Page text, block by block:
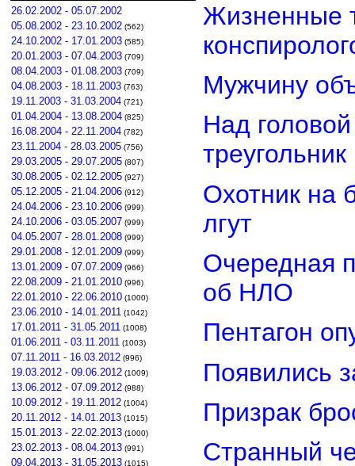
26.02.2002 - 05.07.2002
05.08.2002 - 23.10.2002 (562)
24.10.2002 - 17.01.2003 (585)
20.01.2003 - 07.04.2003 (709)
08.04.2003 - 01.08.2003 (709)
04.08.2003 - 18.11.2003 (763)
19.11.2003 - 31.03.2004 (721)
01.04.2004 - 13.08.2004 (825)
16.08.2004 - 22.11.2004 (782)
23.11.2004 - 28.03.2005 (756)
29.03.2005 - 29.07.2005 (807)
30.08.2005 - 02.12.2005 (927)
05.12.2005 - 21.04.2006 (912)
24.04.2006 - 23.10.2006 (999)
24.10.2006 - 03.05.2007 (999)
04.05.2007 - 28.01.2008 (999)
29.01.2008 - 12.01.2009 (999)
13.01.2009 - 07.07.2009 (966)
22.08.2009 - 21.01.2010 (996)
22.01.2010 - 22.06.2010 (1000)
23.06.2010 - 14.01.2011 (1042)
17.01.2011 - 31.05.2011 (1008)
01.06.2011 - 03.11.2011 (1003)
07.11.2011 - 16.03.2012 (996)
19.03.2012 - 09.06.2012 (1009)
13.06.2012 - 07.09.2012 (988)
10.09.2012 - 19.11.2012 (1004)
20.11.2012 - 14.01.2013 (1015)
15.01.2013 - 22.02.2013 (1000)
23.02.2013 - 08.04.2013 (991)
09.04.2013 - 31.05.2013 (1015)
Жизненные
Мужчину
Над
треугольник
Охотник на
лгут
Очередная
об НЛО
Пентагон
Появились
Призрак
Странный